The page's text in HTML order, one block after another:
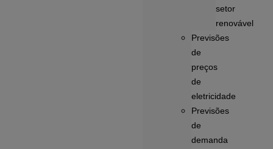
setor
renovável
Previsões
de
preços
de
eletricidade
Previsões
de
demanda